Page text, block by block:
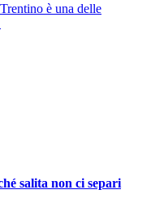
è una delle
salita non ci separi